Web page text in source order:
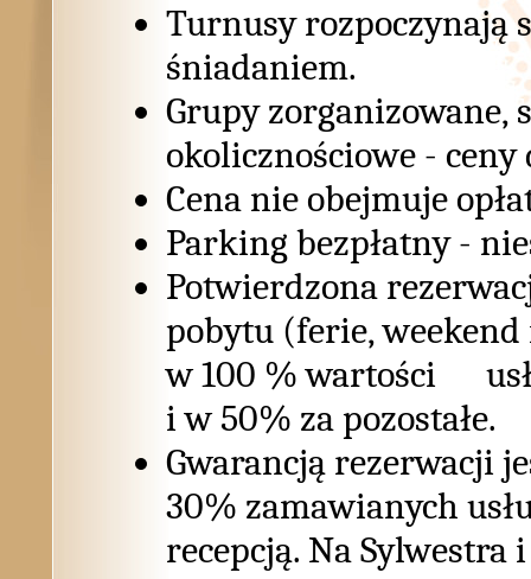
Turnusy rozpoczynają
śniadaniem.
Grupy zorganizowane,
okolicznościowe -
Cena nie obejmuje
Parking bezpłatny -
Potwierdzona
pobytu (ferie, weekend
w 100 % wartości
i w 50% za pozostałe.
Gwarancją rezerwacji
30% zamawianych
recepcją. Na